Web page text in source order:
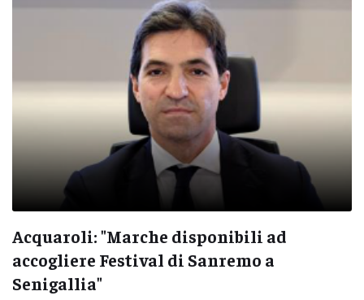
Acquaroli: "Marche disponibili ad
accogliere Festival di Sanremo a
Senigallia"